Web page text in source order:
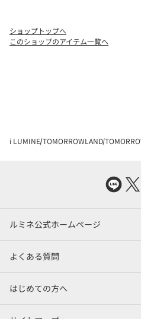
ショップトップへ
このショップのアイテム一覧へ
i LUMINE TOMORROWLAND
ルミネ公式ホームページ
よくある質問
はじめての方へ